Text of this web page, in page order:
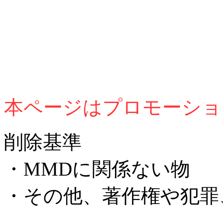
本ページはプロモーシ
削除基準
・MMDに関係ない物
・その他、著作権や犯